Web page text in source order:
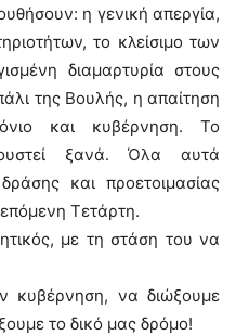
η γενική απεργία,
το κλείσιμο των
διαμαρτυρία στους
της Βουλής, η απαίτηση
και κυβέρνηση. Το
ξανά. Όλα αυτά
και προετοιμασίας
Τετάρτη.
με τη στάση του να
κυβέρνηση, να διώξουμε
το δικό μας δρόμο!